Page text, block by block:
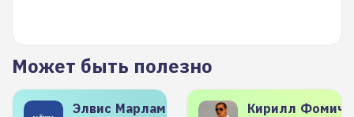
Может быть полезно
Элвис Марламов Кирилл